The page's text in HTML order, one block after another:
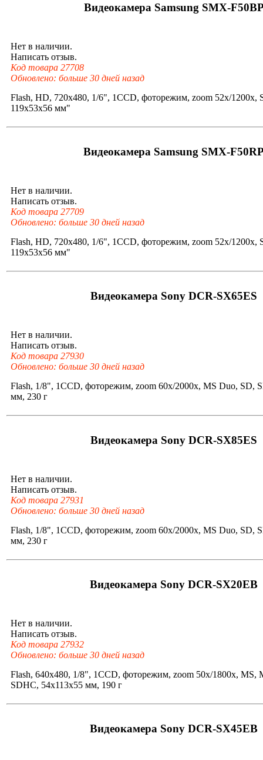
Видеокамера Samsung SMX-
Нет в наличии.
Написать отзыв.
Код товара 27708
Обновлено: больше 30 дней назад
Flash, HD, 720x480, 1/6", 1CCD, фоторежим, zoom 52x/1200x,
119x53x56 мм"
Видеокамера Samsung SMX-
Нет в наличии.
Написать отзыв.
Код товара 27709
Обновлено: больше 30 дней назад
Flash, HD, 720x480, 1/6", 1CCD, фоторежим, zoom 52x/1200x,
119x53x56 мм"
Видеокамера Sony DCR-SX65ES
Нет в наличии.
Написать отзыв.
Код товара 27930
Обновлено: больше 30 дней назад
Flash, 1/8", 1CCD, фоторежим, zoom 60x/2000x, MS Duo, SD,
мм, 230 г
Видеокамера Sony DCR-SX85ES
Нет в наличии.
Написать отзыв.
Код товара 27931
Обновлено: больше 30 дней назад
Flash, 1/8", 1CCD, фоторежим, zoom 60x/2000x, MS Duo, SD,
мм, 230 г
Видеокамера Sony DCR-SX20EB
Нет в наличии.
Написать отзыв.
Код товара 27932
Обновлено: больше 30 дней назад
Flash, 640x480, 1/8", 1CCD, фоторежим, zoom 50x/1800x, MS,
SDHC, 54x113x55 мм, 190 г
Видеокамера Sony DCR-SX45EB